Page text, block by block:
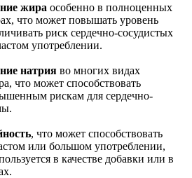
жира особенно в полноценных
что может повышать уровень
риск сердечно-сосудистых
употреблении.
натрия во многих видах
что может способствовать
рискам для сердечно-
, что может способствовать
или большом употреблении,
в качестве добавки или в